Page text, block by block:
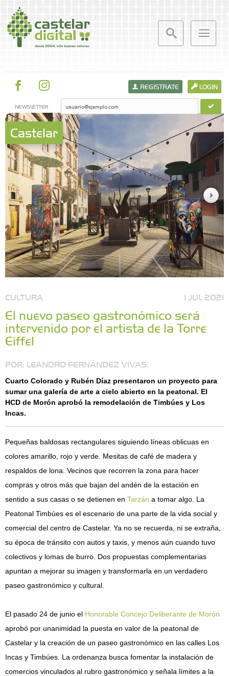
LOGIN
REGISTRATE
NEWSLETTER
Castelar
CULTURA 1 JUL 2021
El nuevo paseo gastronómico será
intervenido por el artista de la Torre
Eiffel
POR: LEANDRO FERNÁNDEZ VIVAS.
Cuarto Colorado y Rubén Díaz presentaron un proyecto para
sumar una galería de arte a cielo abierto en la peatonal. El
HCD de Morón aprobó la remodelación de Timbúes y Los
Incas.
Pequeñas baldosas rectangulares siguiendo líneas oblicuas en
colores amarillo, rojo y verde. Mesitas de café de madera y
respaldos de lona. Vecinos que recorren la zona para hacer
compras y otros más que bajan del andén de la estación en
sentido a sus casas o se detienen en Tarzán a tomar algo. La
Peatonal Timbúes es el escenario de una parte de la vida social y
comercial del centro de Castelar. Ya no se recuerda, ni se extraña,
su época de tránsito con autos y taxis, y menos aún cuando tuvo
colectivos y lomas de burro. Dos propuestas complementarias
apuntan a mejorar su imagen y transformarla en un verdadero
paseo gastronómico y cultural.
El pasado 24 de junio el Honorable Concejo Deliberante de Morón
aprobó por unanimidad la puesta en valor de la peatonal de
Castelar y la creación de un paseo gastronómico en las calles Los
Incas y Timbúes. La ordenanza busca fomentar la instalación de
comercios vinculados al rubro gastronómico y señala límites a la